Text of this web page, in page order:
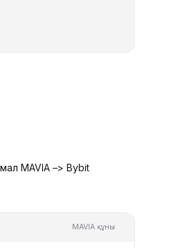
MAVIA –> Bybit
MAVIA құны